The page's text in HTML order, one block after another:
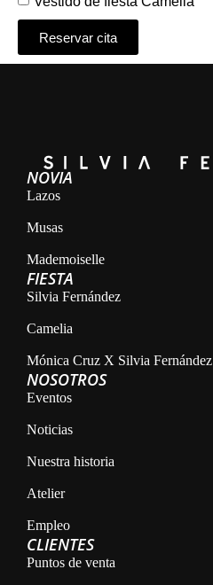
Reservar cita
Alternative:
NOVIA
Lazos
Musas
Mademoiselle
FIESTA
Silvia Fernández
Camelia
Mónica Cruz X Silvia Fernández
NOSOTROS
Eventos
Noticias
Nuestra historia
Atelier
Empleo
CLIENTES
Puntos de venta